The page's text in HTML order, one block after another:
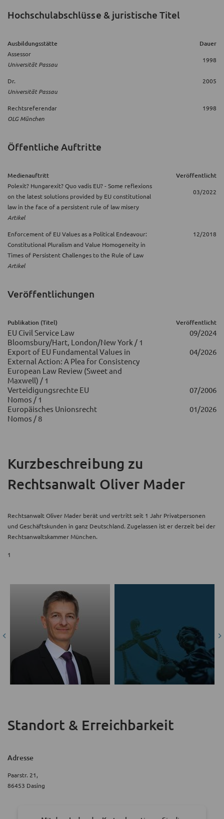
Hochschulabschlüsse & juristische Titel
Ausbildungsstätte Dauer
Assessor
Universität Passau
1998
Dr.
Universität Passau
2005
Rechtsreferendar
OLG München
1998
Öffentliche Auftritte
Medienauftritt Veröffentlicht
Polexit? Hungarexit? Quo vadis EU? - Some reflexions
on the latest solutions provided by EU constitutional
law in the face of a persistent rule of law misery
Artikel
03/2022
Enforcement of EU Values as a Political Endeavour:
Constitutional Pluralism and Value Homogeneity in
Times of Persistent Challenges to the Rule of Law
Artikel
12/2018
Veröffentlichungen
Publikation (Titel) Veröffentlicht
EU Civil Service Law
Bloomsbury/Hart, London/New York / 1
09/2024
Export of EU Fundamental Values in
External Action: A Plea for Consistency
European Law Review (Sweet and
Maxwell) / 1
04/2026
Verteidigungsrechte EU
Nomos / 1
07/2006
Europäisches Unionsrecht
Nomos / 8
01/2026
Kurzbeschreibung zu
Rechtsanwalt Oliver Mader
Rechtsanwalt Oliver Mader berät und vertritt seit 1 Jahr Privatpersonen
und Geschäftskunden in ganz Deutschland. Zugelassen ist er derzeit bei der
Rechtsanwaltskammer München.
1
Standort & Erreichbarkeit
Adresse
Paarstr. 21,
86453 Dasing